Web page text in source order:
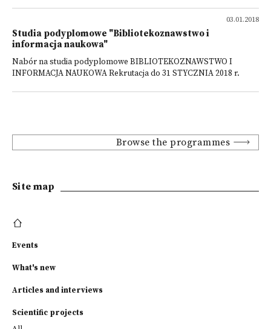
03.01.2018
Studia podyplomowe "Bibliotekoznawstwo i
informacja naukowa"
Nabór na studia podyplomowe BIBLIOTEKOZNAWSTWO I
INFORMACJA NAUKOWA Rekrutacja do 31 STYCZNIA 2018 r.
Browse the programmes
Site map
Events
What's new
Articles and interviews
Scientific projects